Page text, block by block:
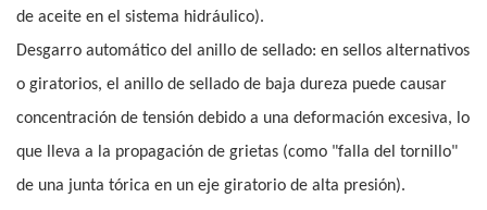
de aceite en el sistema hidráulico).
Desgarro automático del anillo de sellado: en sellos alternativos
o giratorios, el anillo de sellado de baja dureza puede causar
concentración de tensión debido a una deformación excesiva, lo
que lleva a la propagación de grietas (como "falla del tornillo"
de una junta tórica en un eje giratorio de alta presión).